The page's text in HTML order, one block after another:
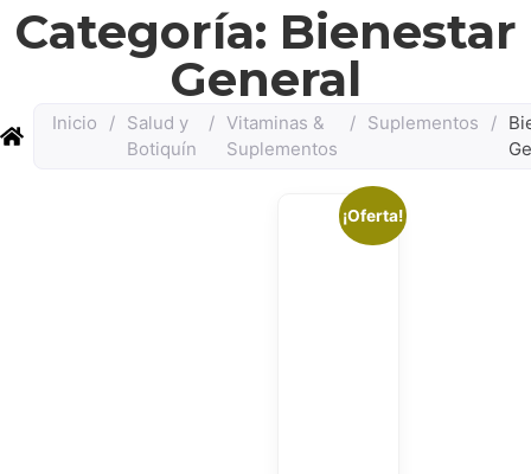
Categoría: Bienestar
General
Inicio / Salud y
Botiquín
/ Vitaminas &
Suplementos
/ Suplementos /
¡Oferta!